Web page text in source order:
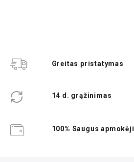
Greitas pristatymas
14 d. grąžinimas
100% Saugus